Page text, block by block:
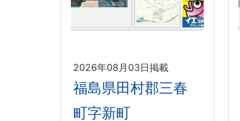
2026年08月03日掲載
福島県田村郡三春
町字新町